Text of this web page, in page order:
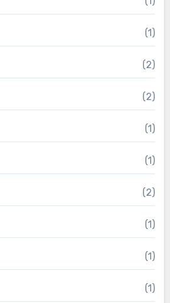
(1)
(2)
(2)
(1)
(1)
(2)
(1)
(1)
(1)